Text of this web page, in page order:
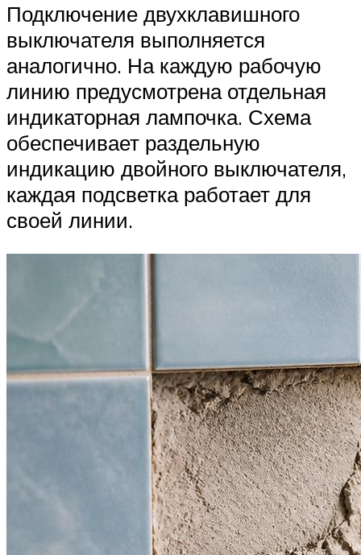
Подключение двухклавишного
выключателя выполняется
аналогично. На каждую рабочую
линию предусмотрена отдельная
индикаторная лампочка. Схема
обеспечивает раздельную
индикацию двойного выключателя,
каждая подсветка работает для
своей линии.